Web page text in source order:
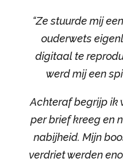
“Ze stuurde mij
ouderwets
digitaal te
werd mij een
Achteraf begrijp ik
per brief kreeg en
nabijheid. Mijn
verdriet werden